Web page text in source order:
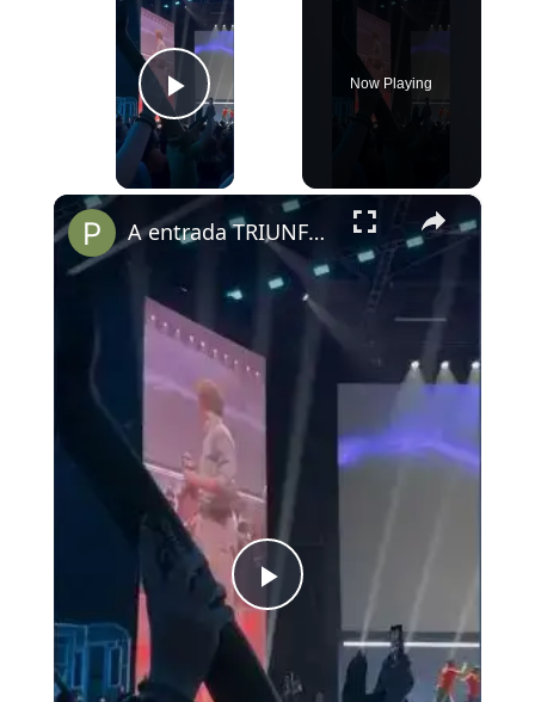
Play Video
Now Playing
×
Play
Video
A entrada TRIUNFAL do elenco de PERCY JACKSON no Palco Thunder da #ccxp25.